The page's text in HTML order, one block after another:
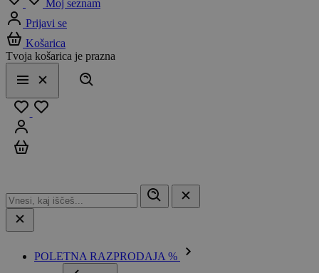
Moj seznam
Prijavi se
Košarica
Tvoja košarica je prazna
Meni
Zapri
POLETNA RAZPRODAJA %